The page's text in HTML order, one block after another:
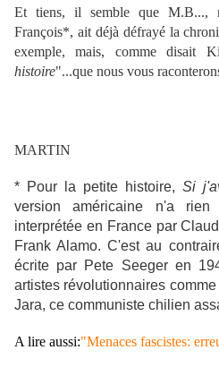
Et tiens, il semble que M.B...,
François*, ait déjà défrayé la
exemple, mais, comme disait
histoire"...que nous vous
MARTIN
* Pour la petite histoire, Si
version américaine n'a
interprétée en France par
Frank Alamo. C'est au
écrite par Pete Seeger en
artistes révolutionnaires
Jara, ce communiste chilien
A lire aussi:"Menaces fascistes: